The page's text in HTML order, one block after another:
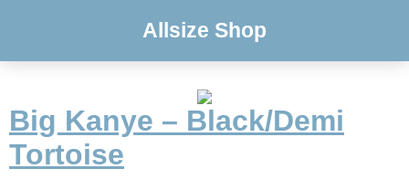
Allsize Shop
Big Kanye – Black/Demi
Tortoise